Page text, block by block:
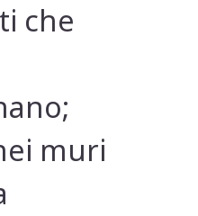
che
muri